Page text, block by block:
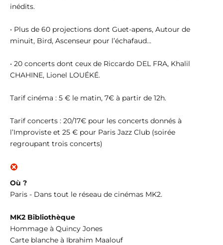
inédits.
• Plus de 60 projections dont Guet-apens, Autour de
minuit, Bird, Ascenseur pour l’échafaud…
• 20 concerts dont ceux de Riccardo DEL FRA, Khalil
CHAHINE, Lionel LOUÉKÉ.
Tarif cinéma : 5 € le matin, 7€ à partir de 12h.
Tarif concerts : 20/17€ pour les concerts donnés à
l’Improviste et 25 € pour Paris Jazz Club (soirée
regroupant trois concerts)
Où ?
Paris - Dans tout le réseau de cinémas MK2.
MK2 Bibliothèque
Hommage à Quincy Jones
Carte blanche à Ibrahim Maalouf